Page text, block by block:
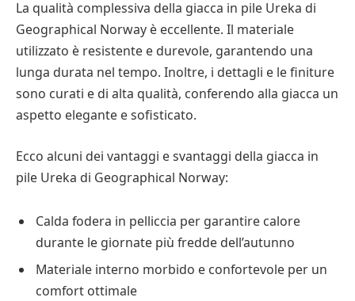
La qualità complessiva della giacca in pile Ureka di
Geographical Norway è eccellente. Il materiale
utilizzato è resistente e durevole, garantendo una
lunga durata nel tempo. Inoltre, i dettagli e le finiture
sono curati e di alta qualità, conferendo alla giacca un
aspetto elegante e sofisticato.
Ecco alcuni dei vantaggi e svantaggi della giacca in
pile Ureka di Geographical Norway:
Calda fodera in pelliccia per garantire calore
durante le giornate più fredde dell’autunno
Materiale interno morbido e confortevole per un
comfort ottimale